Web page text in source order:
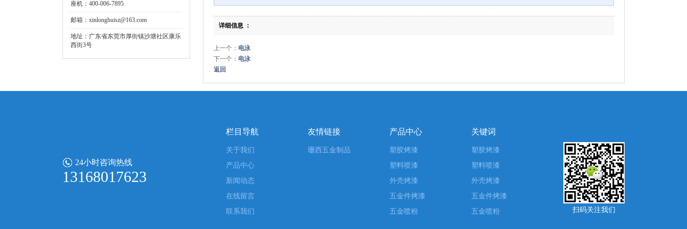
座机：400-006-7895
邮箱：xinlonghuisz@163.com
地址：广东省东莞市厚街镇沙塘社区康乐
西街3号
详细信息 ：
上一个： 电泳
下一个： 电泳
返回
24小时咨询热线
13168017623
栏目导航
关于我们
产品中心
新闻动态
在线留言
联系我们
友情链接
珊西五金制品
产品中心
塑胶烤漆
塑料喷漆
外壳烤漆
五金件烤漆
五金喷粉
关键词
塑胶烤漆
塑料喷漆
外壳烤漆
五金件烤漆
五金喷粉
扫码关注我们